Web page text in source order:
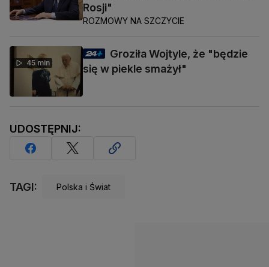
Rosji"
ROZMOWY NA SZCZYCIE
45 min
Groziła Wojtyle, że "będzie
się w piekle smażył"
UDOSTĘPNIJ:
TAGI: Polska i Świat